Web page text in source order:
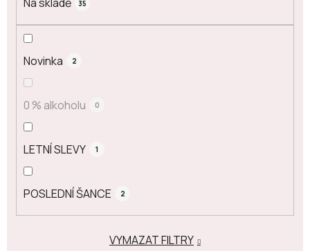
35
Novinka 2
0 % alkoholu 0
LETNÍ SLEVY 1
POSLEDNÍ ŠANCE 2
VYMAZAT FILTRY